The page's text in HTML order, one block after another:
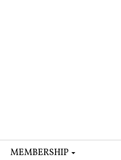
MEMBERSHIP